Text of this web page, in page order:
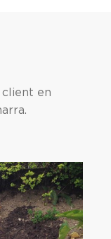
client en